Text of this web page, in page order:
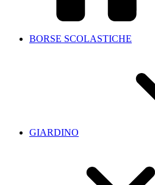
BORSE SCOLASTICHE
GIARDINO